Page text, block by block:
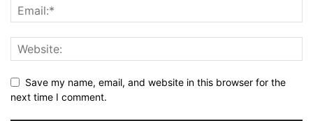
Save my name, email, and website in this browser for the
next time I comment.